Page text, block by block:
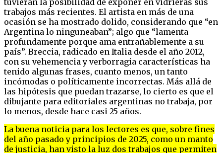
trabajos más recientes. El artista en más de una
ocasión se ha mostrado dolido, considerando que “en
Argentina lo ninguneaban”; algo que “lamenta
profundamente porque ama entrañablemente a su
país”. Breccia, radicado en Italia desde el año 2012,
con su vehemencia y verborragia características ha
tenido algunas frases, cuanto menos, un tanto
incómodas o políticamente incorrectas. Más allá de
las hipótesis que puedan trazarse, lo cierto es que el
dibujante para editoriales argentinas no trabaja, por
lo menos, desde hace casi 25 años.
La buena noticia para los lectores es que, sobre fines
del año pasado y principios de 2025, como un manto
de justicia, han visto la luz dos trabajos que permiten